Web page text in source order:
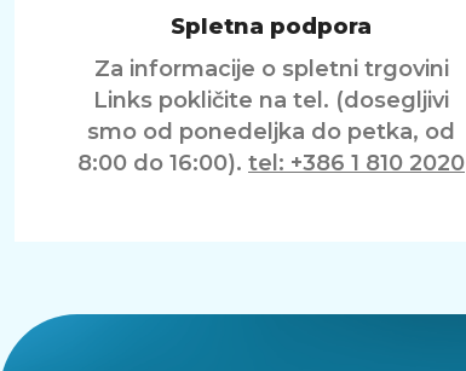
Spletna podpora
Za informacije o spletni trgovini
Links pokličite na tel. (dosegljivi
smo od ponedeljka do petka, od
8:00 do 16:00). tel: +386 1 810 2020